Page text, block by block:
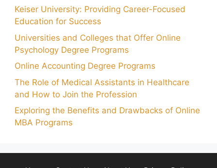
Keiser University: Providing Career-Focused
Education for Success
Universities and Colleges that Offer Online
Psychology Degree Programs
Online Accounting Degree Programs
The Role of Medical Assistants in Healthcare
and How to Join the Profession
Exploring the Benefits and Drawbacks of Online
MBA Programs